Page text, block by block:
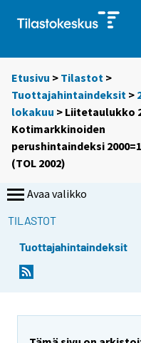
Etusivu > Tilastot >
Tuottajahintaindeksit >
lokakuu > Liitetaulukko
Kotimarkkinoiden
perushintaindeksi
(TOL 2002)
Avaa valikko
TILASTOT
Tuottajahintaindeksit